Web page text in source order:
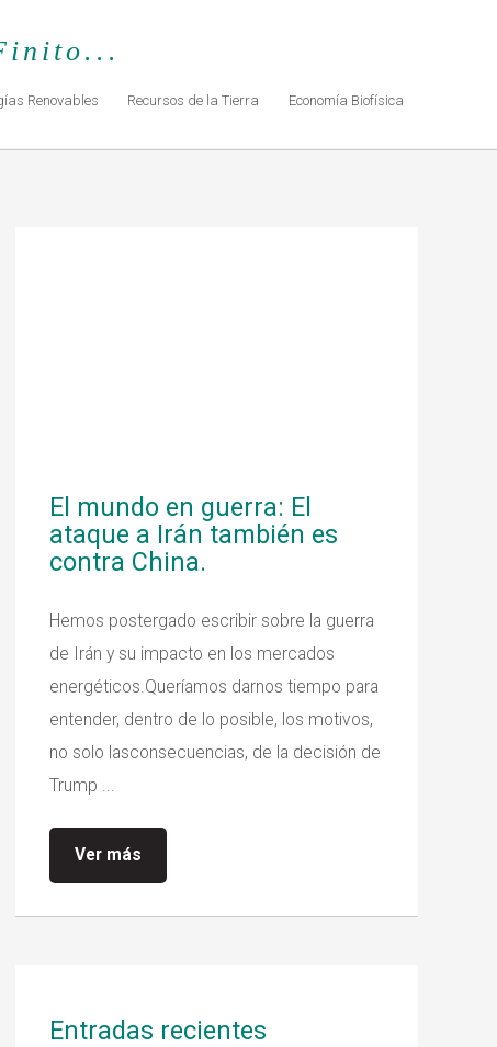
Renovables Recursos de la Tierra Economía Biofísica
El mundo en guerra: El
ataque a Irán también es
contra China.
Hemos postergado escribir sobre la guerra
de Irán y su impacto en los mercados
energéticos.Queríamos darnos tiempo para
entender, dentro de lo posible, los motivos,
no solo lasconsecuencias, de la decisión de
Trump ...
Ver más
Entradas recientes